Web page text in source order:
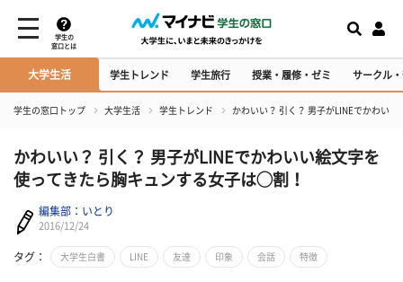
学生の
窓口とは
大学生活 学生トレンド 学生旅行 授業・履修・ゼミ サークル
学生の窓口トップ 大学生活 学生トレンド かわいい？ 引く？ 男子がLINEでかわい
かわいい？ 引く？ 男子がLINEでかわいい絵文字を
使ってきたら胸キュンする女子は◯割！
編集部：いとり
2016/12/24
タグ： 大学生白書 LINE 友達 印象 会話 特徴